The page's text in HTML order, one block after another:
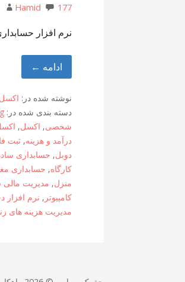
Hamid 177 دیدگاه
نرم افزار
ادامه ←
نوشته شده در: اکسل
دسته بندی شده در:
شخصی, اکسل,
درآمد و هزینه,ثبت
دوبل, حسابداری
کارگاه, حسابداری
منزل, مدیریت مالی
کامپیوتر , نرم افزار
مدیریت هزینه های